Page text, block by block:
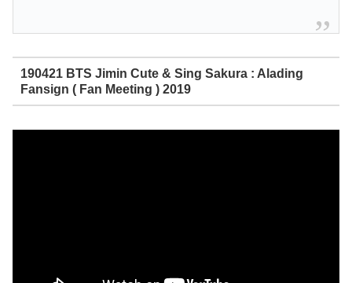
190421 BTS Jimin Cute & Sing Sakura : Alading
Fansign ( Fan Meeting ) 2019